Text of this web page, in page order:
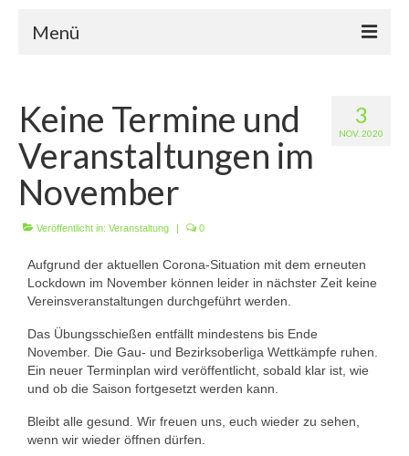
Menü
Vorstandschaft
Unsere Erfolge
Vereinschronik
Die Geschichte unserer Kapelle
Jugendarbeit
Ergebnisse
1. Mannschaft Luftgewehr
2. Mannschaft Luftgewehr
3. Mannschaft Luftgewehr
3
NOV. 2020
Keine Termine und
Veranstaltungen im
November
Veröffentlicht in: Veranstaltung 0
Aufgrund der aktuellen Corona-Situation mit dem erneuten
Lockdown im November können leider in nächster Zeit keine
Vereinsveranstaltungen durchgeführt werden.
Das Übungsschießen entfällt mindestens bis Ende
November. Die Gau- und Bezirksoberliga Wettkämpfe ruhen.
Ein neuer Terminplan wird veröffentlicht, sobald klar ist, wie
und ob die Saison fortgesetzt werden kann.
Bleibt alle gesund. Wir freuen uns, euch wieder zu sehen,
wenn wir wieder öffnen dürfen.